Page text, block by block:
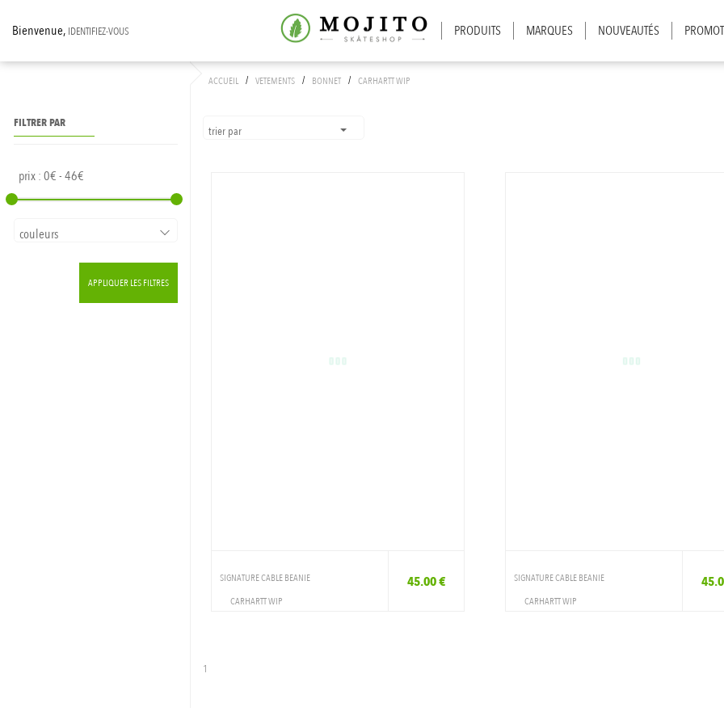
Bienvenue, IDENTIFIEZ-VOUS PRODUITS MARQUES NOUVEAUTÉS
FILTRER PAR
prix :0€ - 46€
couleurs
APPLIQUER LES FILTRES
ACCUEIL / VETEMENTS / BONNET / CARHARTT WIP
trier par
SIGNATURE CABLE BEANIE
CARHARTT WIP
45.00 €
SIGNATURE CABLE BEANIE
CARHARTT WIP
1